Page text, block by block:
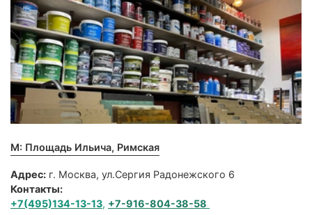
М: Площадь Ильича, Римская
Адрес: г. Москва, ул.Сергия Радонежского 6
Контакты:
+7(495)134-13-13, +7-916-804-38-58